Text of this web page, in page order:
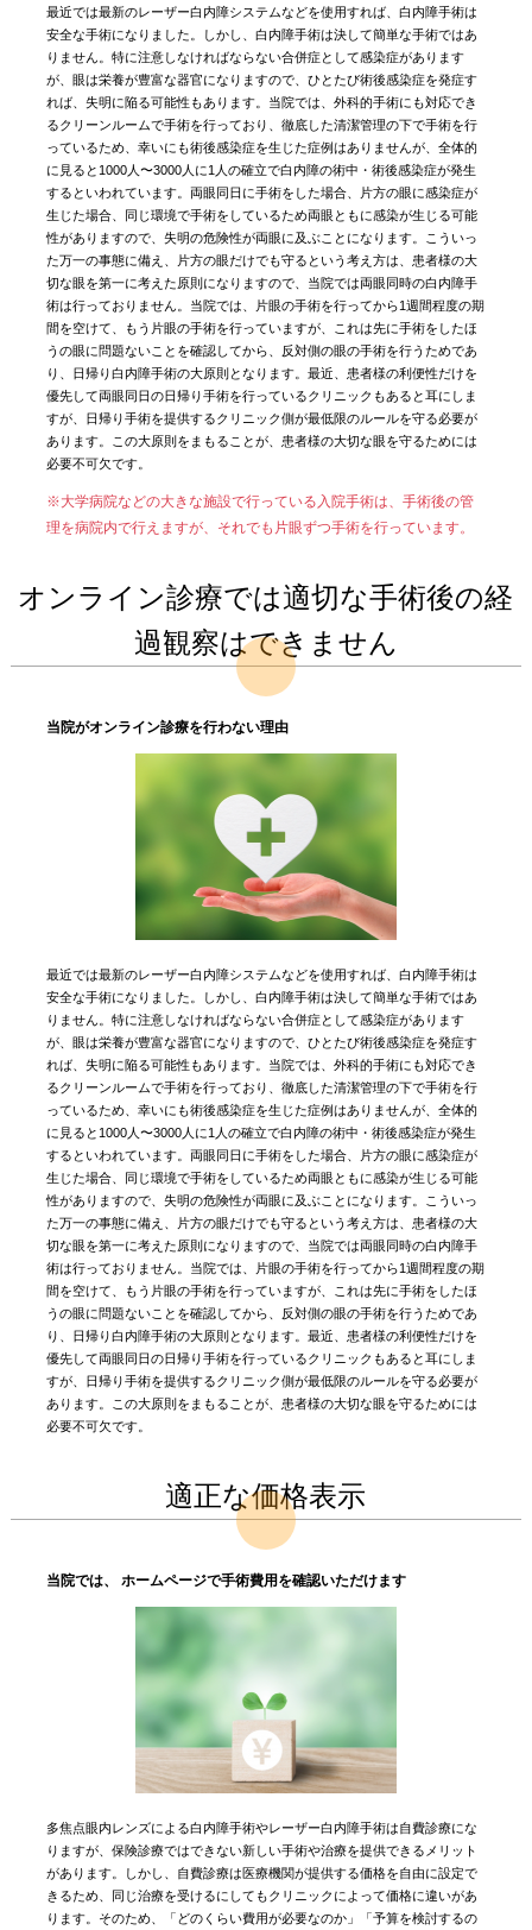
最近では最新のレーザー白内障システムなどを使用すれば、白内障手術は
安全な手術になりました。しかし、白内障手術は決して簡単な手術ではあ
りません。特に注意しなければならない合併症として感染症があります
が、眼は栄養が豊富な器官になりますので、ひとたび術後感染症を発症す
れば、失明に陥る可能性もあります。当院では、外科的手術にも対応でき
るクリーンルームで手術を行っており、徹底した清潔管理の下で手術を行
っているため、幸いにも術後感染症を生じた症例はありませんが、全体的
に見ると1000人〜3000人に1人の確立で白内障の術中・術後感染症が発生
するといわれています。両眼同日に手術をした場合、片方の眼に感染症が
生じた場合、同じ環境で手術をしているため両眼ともに感染が生じる可能
性がありますので、失明の危険性が両眼に及ぶことになります。こういっ
た万一の事態に備え、片方の眼だけでも守るという考え方は、患者様の大
切な眼を第一に考えた原則になりますので、当院では両眼同時の白内障手
術は行っておりません。当院では、片眼の手術を行ってから1週間程度の期
間を空けて、もう片眼の手術を行っていますが、これは先に手術をしたほ
うの眼に問題ないことを確認してから、反対側の眼の手術を行うためであ
り、日帰り白内障手術の大原則となります。最近、患者様の利便性だけを
優先して両眼同日の日帰り手術を行っているクリニックもあると耳にしま
すが、日帰り手術を提供するクリニック側が最低限のルールを守る必要が
あります。この大原則をまもることが、患者様の大切な眼を守るためには
必要不可欠です。
※大学病院などの大きな施設で行っている入院手術は、手術後の管
理を病院内で行えますが、それでも片眼ずつ手術を行っています。
オンライン診療では適切な手術後の経
過観察はできません
当院がオンライン診療を行わない理由
最近では最新のレーザー白内障システムなどを使用すれば、白内障手術は
安全な手術になりました。しかし、白内障手術は決して簡単な手術ではあ
りません。特に注意しなければならない合併症として感染症があります
が、眼は栄養が豊富な器官になりますので、ひとたび術後感染症を発症す
れば、失明に陥る可能性もあります。当院では、外科的手術にも対応でき
るクリーンルームで手術を行っており、徹底した清潔管理の下で手術を行
っているため、幸いにも術後感染症を生じた症例はありませんが、全体的
に見ると1000人〜3000人に1人の確立で白内障の術中・術後感染症が発生
するといわれています。両眼同日に手術をした場合、片方の眼に感染症が
生じた場合、同じ環境で手術をしているため両眼ともに感染が生じる可能
性がありますので、失明の危険性が両眼に及ぶことになります。こういっ
た万一の事態に備え、片方の眼だけでも守るという考え方は、患者様の大
切な眼を第一に考えた原則になりますので、当院では両眼同時の白内障手
術は行っておりません。当院では、片眼の手術を行ってから1週間程度の期
間を空けて、もう片眼の手術を行っていますが、これは先に手術をしたほ
うの眼に問題ないことを確認してから、反対側の眼の手術を行うためであ
り、日帰り白内障手術の大原則となります。最近、患者様の利便性だけを
優先して両眼同日の日帰り手術を行っているクリニックもあると耳にしま
すが、日帰り手術を提供するクリニック側が最低限のルールを守る必要が
あります。この大原則をまもることが、患者様の大切な眼を守るためには
必要不可欠です。
適正な価格表示
当院では、 ホームページで手術費用を確認いただけます
多焦点眼内レンズによる白内障手術やレーザー白内障手術は自費診療にな
りますが、保険診療ではできない新しい手術や治療を提供できるメリット
があります。しかし、自費診療は医療機関が提供する価格を自由に設定で
きるため、同じ治療を受けるにしてもクリニックによって価格に違いがあ
ります。そのため、「どのくらい費用が必要なのか」「予算を検討するの